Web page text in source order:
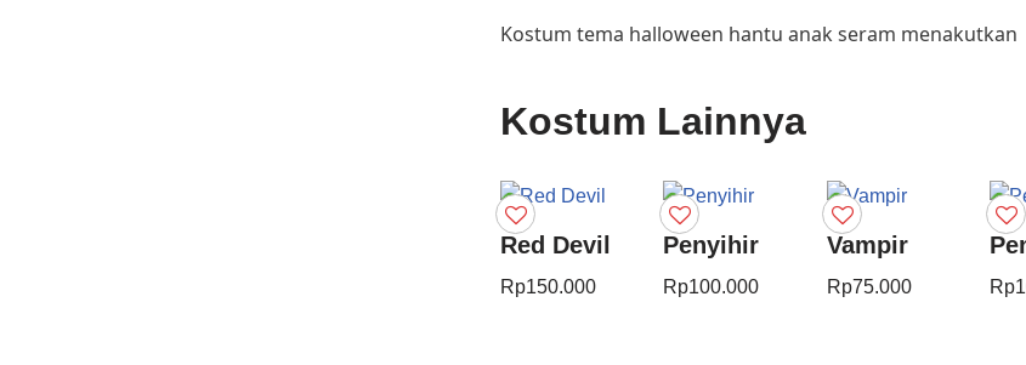
Kostum tema halloween hantu anak seram menakutkan
Kostum Lainnya
Red Devil
Rp150.000
Penyihir
Rp100.000
Vampir
Rp75.000 Rp